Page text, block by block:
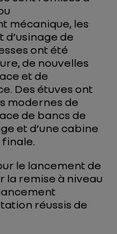
mécanique, les
de
ont été
de nouvelles
et de
Des étuves ont
modernes de
de bancs de
et d’une cabine
le lancement de
la remise à niveau
réussis de